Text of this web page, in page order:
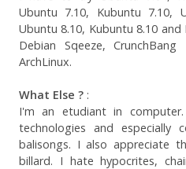
Ubuntu 7.10, Kubuntu 7.10,
Ubuntu 8.10, Kubuntu 8.10
Debian Sqeeze,
ArchLinux.
What Else ? :
I'm an etudiant in
technologies and especially
balisongs. I also appreciate
billard. I hate hypocrites,